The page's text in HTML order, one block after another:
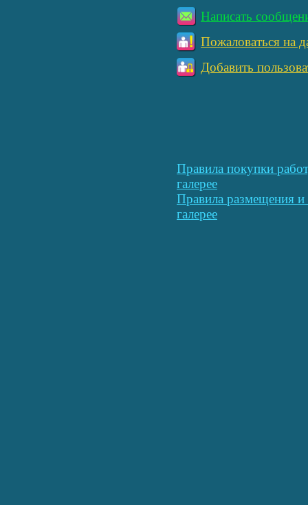
Написать
Пожаловаться на
Добавить
Правила покупки
галерее
Правила размещения
галерее